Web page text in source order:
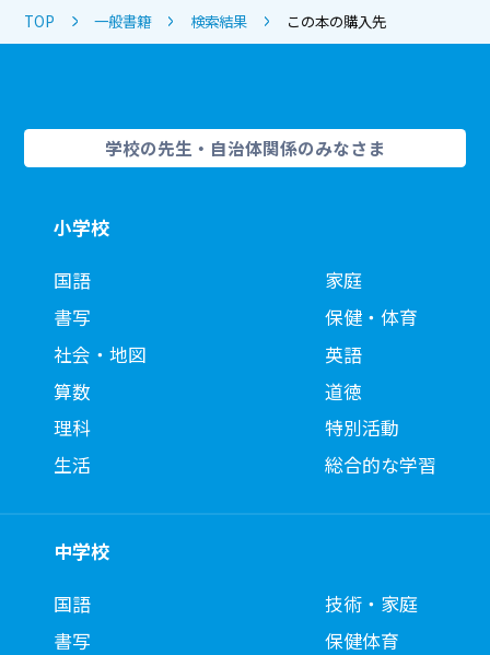
TOP 一般書籍 検索結果 この本の購入先
学校の先生・自治体関係のみなさま
小学校
国語
書写
社会・地図
算数
理科
生活
家庭
保健・体育
英語
道徳
特別活動
総合的な学習
中学校
国語
書写
技術・家庭
保健体育